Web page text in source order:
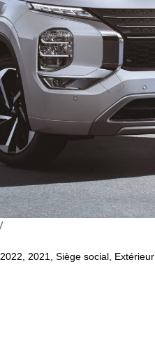
2022, 2021 ,Siège social, Extérieur